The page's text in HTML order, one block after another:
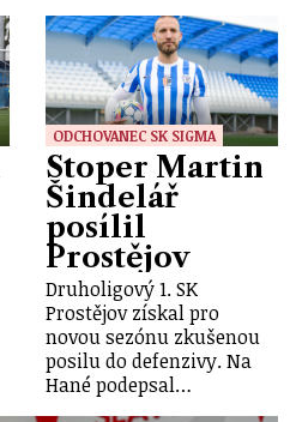
ODCHOVANEC SK SIGMA
Stoper Martin
Šindelář
posílil
Prostějov
Druholigový 1. SK
Prostějov získal pro
novou sezónu zkušenou
posilu do defenzivy. Na
Hané podepsal…